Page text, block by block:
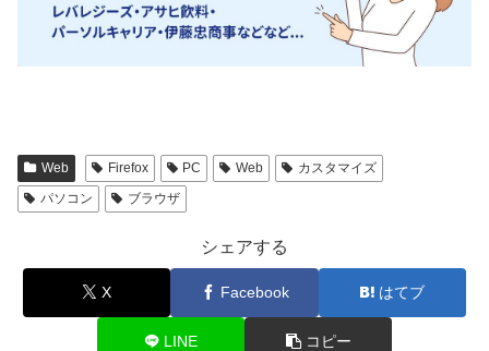
Web Firefox PC Web
カスタマイズ
パソコン
ブラウザ
シェアする
X Facebook はてブ
LINE コピー